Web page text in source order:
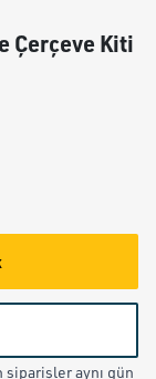
Çerçeve Kiti
aynı gün